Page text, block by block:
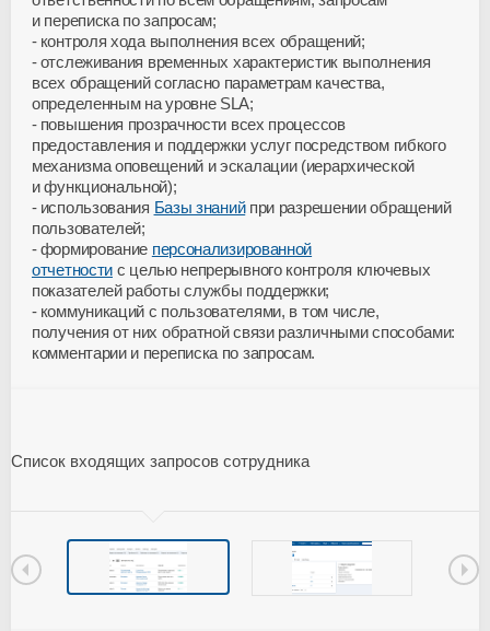
и переписка по запросам;
контроля хода выполнения всех обращений;
отслеживания временных характеристик выполнения
всех обращений согласно параметрам качества,
определенным на уровне SLA;
повышения прозрачности всех процессов
предоставления и поддержки услуг посредством гибкого
механизма оповещений и эскалации (иерархической
и функциональной);
использования Базы знанийпри разрешении обращений
пользователей;
формирование персонализированной
отчетности с целью непрерывного контроля ключевых
показателей работы службы поддержки;
коммуникаций с пользователями, в том числе,
получения от них обратной связи различными способами:
комментарии и переписка по запросам.
Список входящих запросов сотрудника